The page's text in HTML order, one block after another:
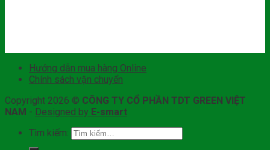
Hướng dẫn mua hàng Online
Chính sách vận chuyển
Copyright 2026 © CÔNG TY CỔ PHẦN TDT GREEN VIỆT
NAM - Designed by E-smart
Tìm kiếm: